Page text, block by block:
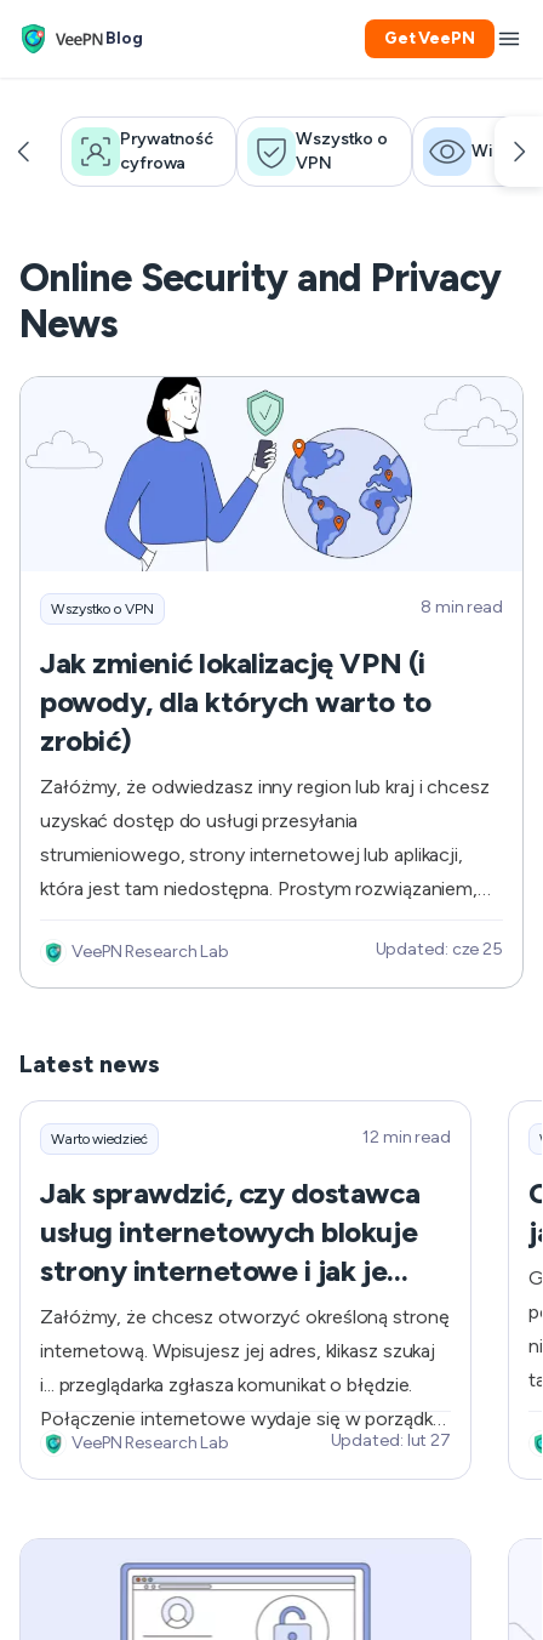
Blog Get VeePN
Prywatność
cyfrowa
Wszystko o
VPN
Wielki
Online Security and Privacy
News
Wszystko o VPN 8 min read
Jak zmienić lokalizację VPN (i
powody, dla których warto to
zrobić)
Załóżmy, że odwiedzasz inny region lub kraj i chcesz
uzyskać dostęp do usługi przesyłania
strumieniowego, strony internetowej lub aplikacji,
która jest tam niedostępna. Prostym rozwiązaniem,
żądanych treści, jest użycie wirtualnej sieci prywatnej
(VPN) w celu zmiany cyfrowej lokalizacji. VPN
go na adres zdalnego serwera, z...
VeePN Research Lab Updated: cze 25
Latest news
Warto wiedzieć 12 min read
Jak sprawdzić, czy dostawca
usług internetowych blokuje
strony internetowe i jak je
odblokować?
Załóżmy, że chcesz otworzyć określoną stronę
internetową. Wpisujesz jej adres, klikasz szukaj
i... przeglądarka zgłasza komunikat o błędzie.
Połączenie internetowe wydaje się w porządku,
ale nie można uzyskać dostępu do żądanej
zawartości. Nieprzyjemne, prawda? Jednym z
zablokowanie przez dostawcę usług
internetowych (ISP).
VeePN Research Lab Updated: lut 27